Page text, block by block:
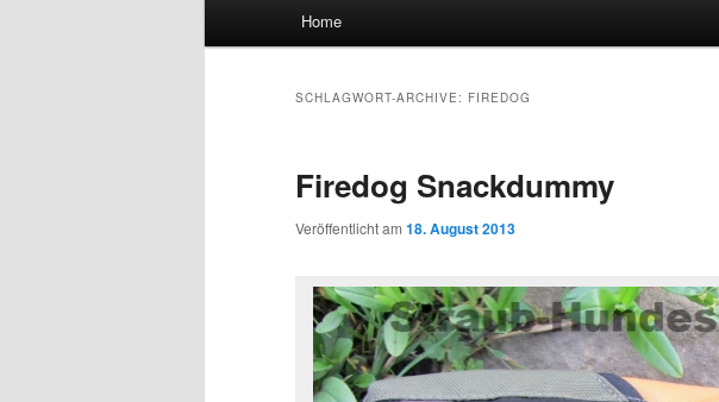
Zum Inhalt wechseln
Zum sekundären Inhalt wechseln
Home
SCHLAGWORT-ARCHIVE: FIREDOG
Firedog Snackdummy
Veröffentlicht am 18. August 2013